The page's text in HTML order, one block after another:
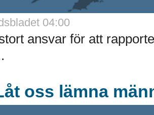
04:00
ansvar för att
oss lämna